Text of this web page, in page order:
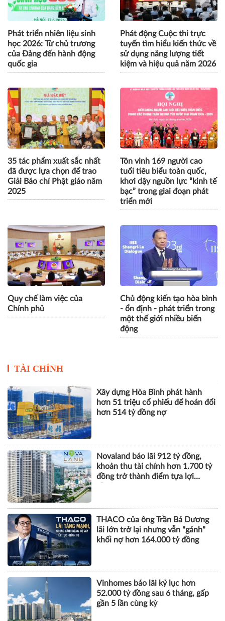
Phát triển nhiên liệu sinh
học 2026: Từ chủ trương
của Đảng đến hành động
quốc gia
Phát động Cuộc thi trực
tuyến tìm hiểu kiến thức về
sử dụng năng lượng tiết
kiệm và hiệu quả năm 2026
35 tác phẩm xuất sắc nhất
đã được lựa chọn để trao
Giải Báo chí Phật giáo năm
2025
Tôn vinh 169 người cao
tuổi tiêu biểu toàn quốc,
khơi dậy nguồn lực “kinh tế
bạc” trong giai đoạn phát
triển mới
Quy chế làm việc của
Chính phủ
Chủ động kiến tạo hòa bình
- ổn định - phát triển trong
một thế giới nhiều biến
động
TÀI CHÍNH
Xây dựng Hòa Bình phát hành
hơn 51 triệu cổ phiếu để hoán đổi
hơn 514 tỷ đồng nợ
Novaland báo lãi 912 tỷ đồng,
khoản thu tài chính hơn 1.700 tỷ
đồng trở thành điểm tựa lợi
THACO của ông Trần Bá Dương
lãi lớn trở lại nhưng vẫn "gánh"
khối nợ hơn 164.000 tỷ đồng
Vinhomes báo lãi kỷ lục hơn
52.000 tỷ đồng sau 6 tháng, gấp
gần 5 lần cùng kỳ